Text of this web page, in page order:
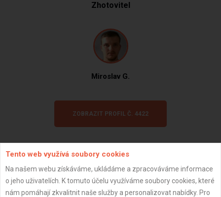
Zhotovitel
Miroslav G.
ZOBRAZIT PROFIL Č. 4422
Důležité informace
Tento web využívá soubory cookies
Na našem webu získáváme, ukládáme a zpracováváme informace
o jeho uživatelích. K tomuto účelu využíváme soubory cookies, které
nám pomáhají zkvalitnit naše služby a personalizovat nabídky. Pro